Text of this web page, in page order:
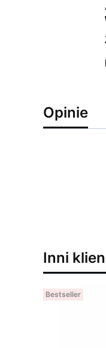
Opinie
Inni
Bestseller